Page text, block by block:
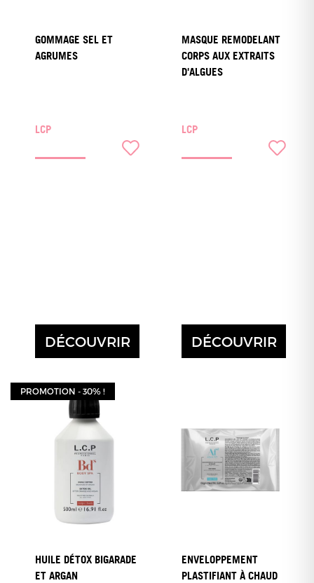
GOMMAGE SEL ET
AGRUMES
LCP
DÉCOUVRIR
MASQUE REMODELANT
CORPS AUX EXTRAITS
D'ALGUES
LCP
DÉCOUVRIR
PROMOTION - 30% !
HUILE DÉTOX BIGARADE
ET ARGAN
ENVELOPPEMENT
PLASTIFIANT À CHAUD